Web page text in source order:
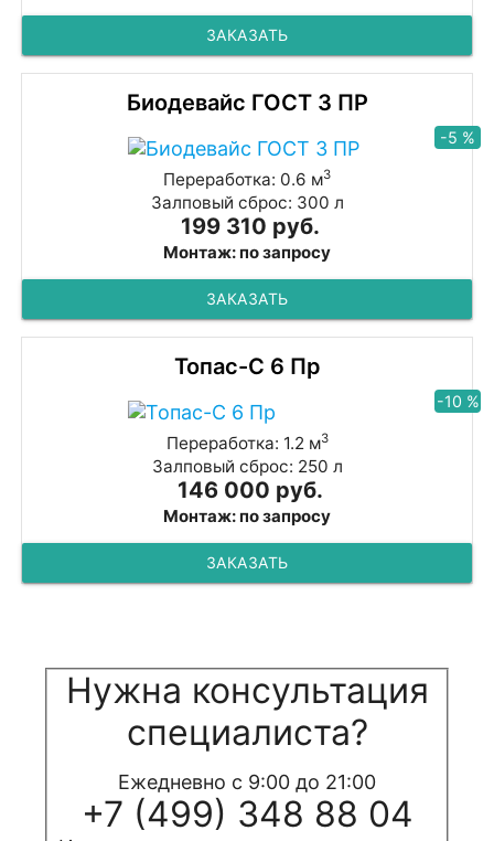
ЗАКАЗАТЬ
Биодевайс ГОСТ 3 ПР
-5 %
Переработка: 0.6 м3
Залповый сброс: 300 л
199 310 руб.
Монтаж: по запросу
ЗАКАЗАТЬ
Топас-С 6 Пр
-10 %
Переработка: 1.2 м3
Залповый сброс: 250 л
146 000 руб.
Монтаж: по запросу
ЗАКАЗАТЬ
Нужна консультация
специалиста?
Ежедневно с 9:00 до 21:00
+7 (499) 348 88 04